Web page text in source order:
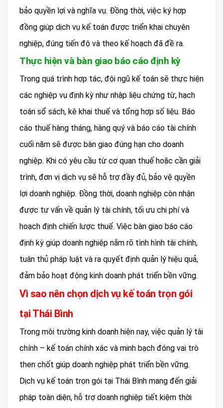
bảo quyền lợi và nghĩa vụ. Đồng thời, việc ký hợp
đồng giúp dịch vụ kế toán được triển khai chuyên
nghiệp, đúng tiến độ và theo kế hoạch đã đề ra.
Thực hiện và bàn giao báo cáo định kỳ
Trong quá trình hợp tác, đội ngũ kế toán sẽ thực hiện
các nghiệp vụ định kỳ như nhập liệu chứng từ, hạch
toán sổ sách, kê khai thuế và tổng hợp số liệu. Báo
cáo thuế hàng tháng, hàng quý và báo cáo tài chính
cuối năm sẽ được bàn giao đúng hạn cho doanh
nghiệp. Khi có yêu cầu từ cơ quan thuế hoặc cần giải
trình, đơn vị dịch vụ sẽ hỗ trợ đầy đủ, bảo vệ quyền
lợi doanh nghiệp. Đồng thời, doanh nghiệp còn nhận
được tư vấn về quản lý tài chính, tối ưu chi phí và
hoạch định chiến lược thuế. Việc bàn giao báo cáo
định kỳ giúp doanh nghiệp nắm rõ tình hình tài chính,
tuân thủ pháp luật và ra quyết định quản lý hiệu quả,
đảm bảo hoạt động kinh doanh phát triển bền vững.
Vì sao nên chọn dịch vụ kế toán trọn gói
tại Thái Bình
Trong môi trường kinh doanh hiện nay, việc quản lý tài
chính – kế toán chính xác và minh bạch đóng vai trò
then chốt giúp doanh nghiệp phát triển bền vững.
Dịch vụ kế toán trọn gói tại Thái Bình mang đến giải
pháp toàn diện, hỗ trợ doanh nghiệp tiết kiệm thời